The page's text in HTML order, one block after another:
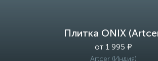
Плитка ONIX
от 1 995 ₽
Artcer (Индия)